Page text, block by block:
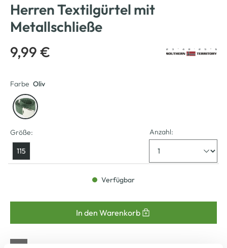
Herren Textilgürtel mit
Metallschließe
9,99 €
Farbe Oliv
Größe:
115
Anzahl:
Verfügbar
In den Warenkorb